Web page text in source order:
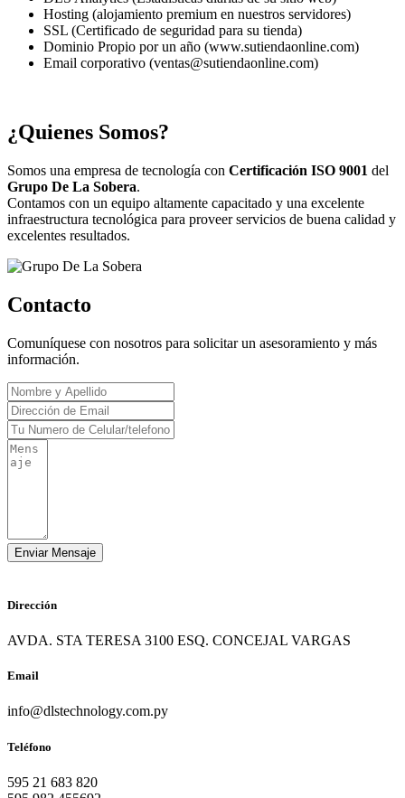
Hosting (alojamiento premium en nuestros servidores)
SSL (Certificado de seguridad para su tienda)
Dominio Propio por un año (www.sutiendaonline.com)
Email corporativo (ventas@sutiendaonline.com)
¿Quienes Somos?
Somos una empresa de tecnología con Certificación ISO 9001 del
Grupo De La Sobera.
Contamos con un equipo altamente capacitado y una excelente
infraestructura tecnológica para proveer servicios de buena calidad y
excelentes resultados.
Contacto
Comuníquese con nosotros para solicitar un asesoramiento y más
información.
Dirección
AVDA. STA TERESA 3100 ESQ. CONCEJAL VARGAS
Email
info@dlstechnology.com.py
Teléfono
595 21 683 820